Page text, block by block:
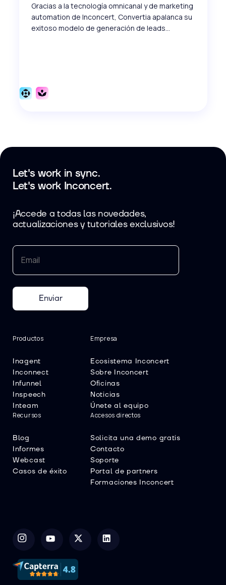
Gracias a la tecnología omnicanal y de marketing
automation de Inconcert, Convertia apalanca su
exitoso modelo de generación de leads...
Let's work in sync.
Let's work Inconcert.
¡Accede a todas las novedades,
actualizaciones y tutoriales exclusivos!
Enviar
Productos
Inagent
Inconnect
Infunnel
Inspeech
Inteam
Empresa
Ecosistema Inconcert
Sobre Inconcert
Oficinas
Noticias
Únete al equipo
Recursos
Blog
Informes
Webcast
Casos de éxito
Accesos directos
Solicita una demo gratis
Contacto
Soporte
Portal de partners
Formaciones Inconcert